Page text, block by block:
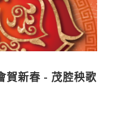
賀新春 - 茂腔秧歌